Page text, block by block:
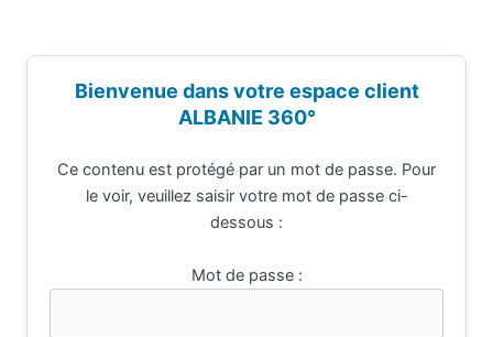
contenu
Ce contenu est protégé par un mot de passe. Pour
le voir, veuillez saisir votre mot de passe ci-
dessous :
Mot de passe :